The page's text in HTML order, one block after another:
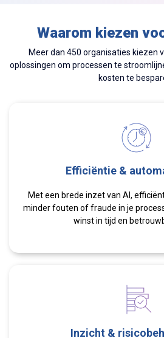
Waarom kiezen
Meer dan 450 organisaties kiezen
oplossingen om processen te
kosten te
Efficiëntie &
Met een brede inzet van AI,
minder fouten of fraude in je
winst in tijd en
Inzicht &